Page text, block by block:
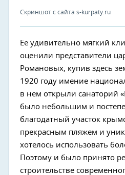
Скриншот с сайта s-kurpaty.ru
Ее удивительно мягкий
оценили представители
Романовых, купив здесь
1920 году имение
в нем открыли санаторий
было небольшим и
благодатный участок
прекрасным пляжем и
хотелось использовать
Поэтому и было принято
строительстве